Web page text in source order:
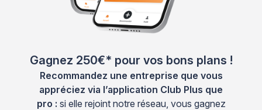
Gagnez 250€* pour vos bons plans !
Recommandez une entreprise que vous
appréciez via l’application Club Plus que
pro : si elle rejoint notre réseau, vous gagnez